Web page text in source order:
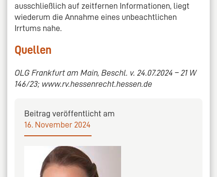
ausschließlich auf zeitfernen Informationen, liegt
wiederum die Annahme eines unbeachtlichen
Irrtums nahe.
Quellen
OLG Frankfurt am Main, Beschl. v. 24.07.2024 – 21 W
146/23; www.rv.hessenrecht.hessen.de
Beitrag veröffentlicht am
16. November 2024